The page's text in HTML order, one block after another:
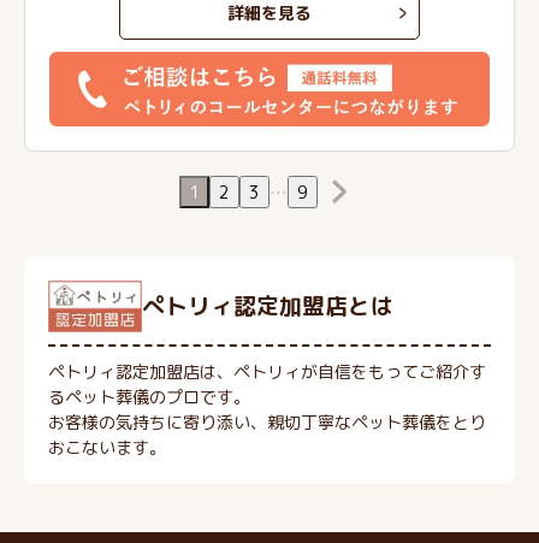
詳細を見る
1 2 3 … 9
ぺトリィ認定加盟店とは
ペトリィ認定加盟店は、ペトリィが自信をもってご紹介す
るペット葬儀のプロです。
お客様の気持ちに寄り添い、親切丁寧なペット葬儀をとり
おこないます。